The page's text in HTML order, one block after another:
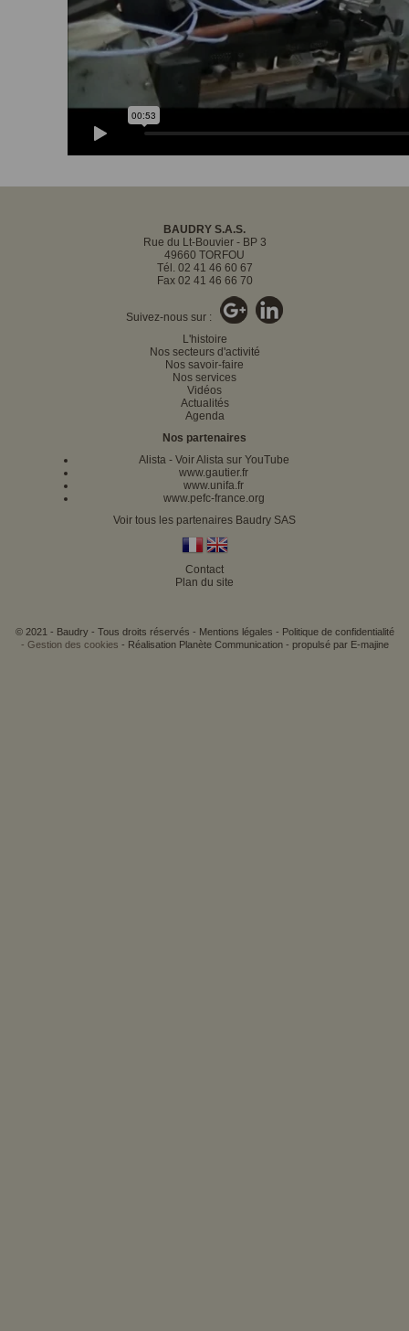
BAUDRY S.A.S.
Rue du Lt-Bouvier - BP 3
49660 TORFOU
Tél. 02 41 46 60 67
Fax 02 41 46 66 70
Suivez-nous sur :
L'histoire
Nos secteurs d'activité
Nos savoir-faire
Nos services
Vidéos
Actualités
Agenda
Nos partenaires
Alista- Voir Alista sur YouTube
www.gautier.fr
www.unifa.fr
www.pefc-france.org
Voir tous les partenaires Baudry SAS
Contact
Plan du site
© 2021 - Baudry - Tous droits réservés - Mentions légales - Politique de confidentialité
- Gestion des cookies - Réalisation Planète Communication- propulsé par E-majine